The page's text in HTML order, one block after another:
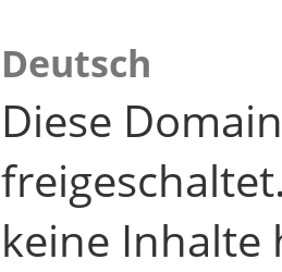
Deutsch
Diese
keine Inhalte